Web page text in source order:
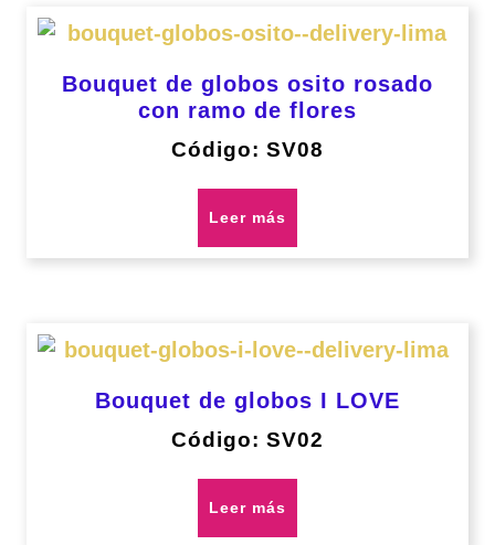
Bouquet de globos osito rosado
con ramo de flores
Código: SV08
Leer más
Bouquet de globos I LOVE
Código: SV02
Leer más